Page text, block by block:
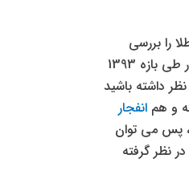
را بررسی
نمودیم، افزایش قیمت مسکن را در طی بازه 1393
نظر داشته باشید
و هم انفجار
و طلا در سال 1397، پس می توان
نظر گرفته